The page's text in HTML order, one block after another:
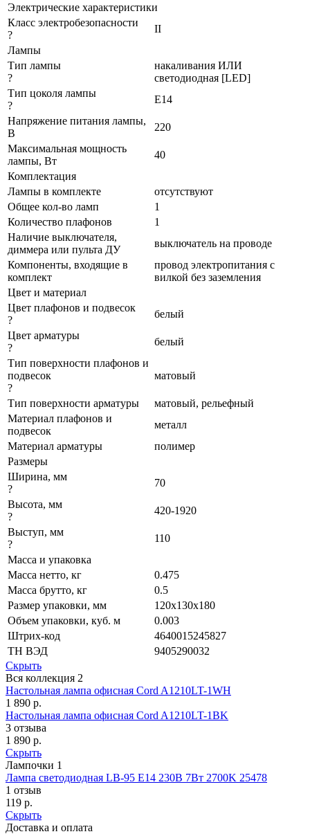
Электрические характеристики
Класс электробезопасности
?
II
Лампы
Тип лампы
?
накаливания ИЛИ
светодиодная [LED]
Тип цоколя лампы
?
E14
Напряжение питания лампы,
В
220
Максимальная мощность
лампы, Вт
40
Комплектация
Лампы в комплекте
отсутствуют
Общее кол-во ламп
1
Количество плафонов
1
Наличие выключателя,
диммера или пульта ДУ
выключатель на проводе
Компоненты, входящие в
комплект
провод электропитания с
вилкой без заземления
Цвет и материал
Цвет плафонов и подвесок
?
белый
Цвет арматуры
?
белый
Тип поверхности плафонов и
подвесок
?
матовый
Тип поверхности арматуры
матовый, рельефный
Материал плафонов и
подвесок
металл
Материал арматуры
полимер
Размеры
Ширина, мм
?
70
Высота, мм
?
420-1920
Выступ, мм
?
110
Масса и упаковка
Масса нетто, кг
0.475
Масса брутто, кг
0.5
Размер упаковки, мм
120x130x180
Объем упаковки, куб. м
0.003
Штрих-код
4640015245827
ТН ВЭД
9405290032
Скрыть
Вся коллекция 2
Настольная лампа офисная Cord A1210LT-1WH
1 890 р.
Настольная лампа офисная Cord A1210LT-1BK
3 отзыва
1 890 р.
Скрыть
Лампочки 1
Лампа светодиодная LB-95 E14 230В 7Вт 2700K 25478
1 отзыв
119 р.
Скрыть
Доставка и оплата